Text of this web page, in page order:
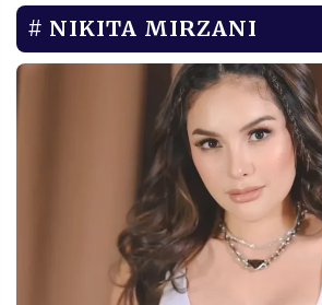
RUBRIKASI
EDITORIAL AKSARA
PERSONA
NASIONAL
SPORT
NIKITA MIRZANI